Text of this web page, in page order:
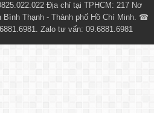
Địa chỉ tại TPHCM: 217 Nơ
Bình Thạnh - Thành phố Hồ Chí Minh. ☎
Zalo tư vấn: 09.6881.6981